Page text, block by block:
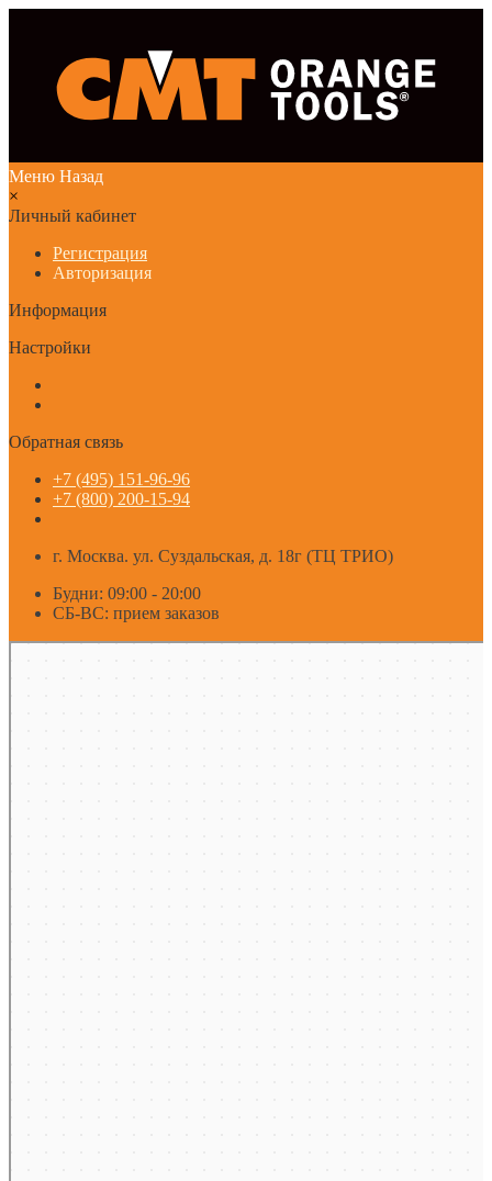
Меню Назад
×
Личный кабинет
Регистрация
Авторизация
Информация
Настройки
Обратная связь
+7 (495) 151-96-96
+7 (800) 200-15-94
г. Москва. ул. Суздальская, д. 18г (ТЦ ТРИО)
Будни: 09:00 - 20:00
СБ-ВС: прием заказов